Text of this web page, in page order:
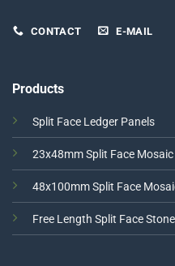
CONTACT E-MAIL
Products
Split Face Ledger Panels
23x48mm Split Face Mosaic
48x100mm Split Face
Free Length Split Face